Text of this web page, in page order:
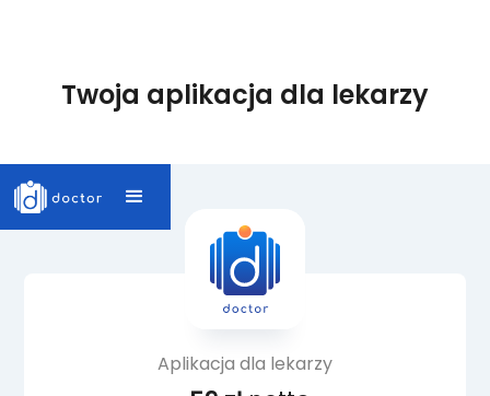
Twoja aplikacja dla lekarzy
Aplikacja dla lekarzy